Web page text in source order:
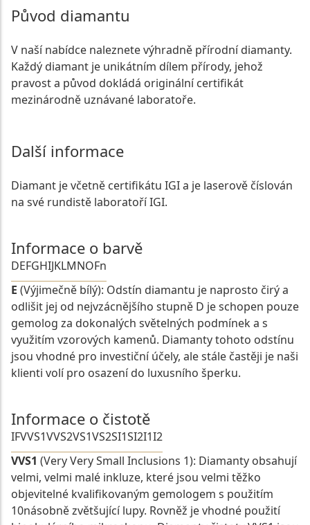
Původ diamantu
V naší nabídce naleznete výhradně přírodní diamanty.
Každý diamant je unikátním dílem přírody, jehož
pravost a původ dokládá originální certifikát
mezinárodně uznávané laboratoře.
Další informace
Diamant je včetně certifikátu IGI a je laserově číslován
na své rundistě laboratoří IGI.
Informace o barvě
DEFGHIJKLMNOFn
E (Výjimečně bílý): Odstín diamantu je naprosto čirý a
odlišit jej od nejvzácnějšího stupně D je schopen pouze
gemolog za dokonalých světelných podmínek a s
využitím vzorových kamenů. Diamanty tohoto odstínu
jsou vhodné pro investiční účely, ale stále častěji je naši
klienti volí pro osazení do luxusního šperku.
Informace o čistotě
IFVVS1VVS2VS1VS2SI1SI2I1I2
VVS1 (Very Very Small Inclusions 1): Diamanty obsahují
velmi, velmi malé inkluze, které jsou velmi těžko
objevitelné kvalifikovaným gemologem s použitím
10násobně zvětšující lupy. Rovněž je vhodné použití